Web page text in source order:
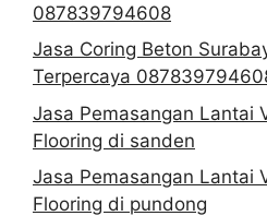
087839794608
Jasa Coring Beton
Terpercaya
Jasa Pemasangan Lantai
Flooring di sanden
Jasa Pemasangan Lantai
Flooring di pundong